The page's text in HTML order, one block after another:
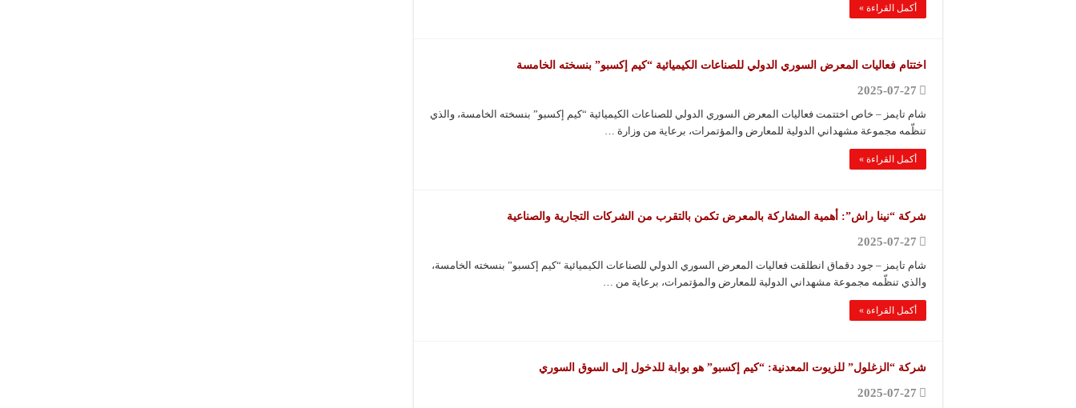
أكمل القراءة »
اختتام فعاليات المعرض السوري الدولي للصناعات الكيميائية “كيم إكسبو” بنسخته الخامسة
2025-07-27
شام تايمز – خاص اختتمت فعاليات المعرض السوري الدولي للصناعات الكيميائية “كيم إكسبو” بنسخته الخامسة، والذي
تنظّمه مجموعة مشهداني الدولية للمعارض والمؤتمرات، برعاية من وزارة …
أكمل القراءة »
شركة “نينا راش”: أهمية المشاركة بالمعرض تكمن بالتقرب من الشركات التجارية والصناعية
2025-07-27
شام تايمز – جود دقماق انطلقت فعاليات المعرض السوري الدولي للصناعات الكيميائية “كيم إكسبو” بنسخته الخامسة،
والذي تنظّمه مجموعة مشهداني الدولية للمعارض والمؤتمرات، برعاية من …
أكمل القراءة »
شركة “الزغلول” للزيوت المعدنية: “كيم إكسبو” هو بوابة للدخول إلى السوق السوري
2025-07-27